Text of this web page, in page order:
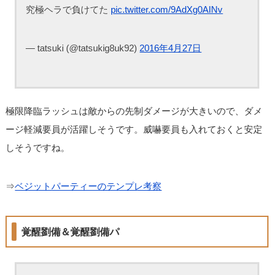
究極ヘラで負けてた pic.twitter.com/9AdXg0AINv
— tatsuki (@tatsukig8uk92) 2016年4月27日
極限降臨ラッシュは敵からの先制ダメージが大きいので、ダメ
ージ軽減要員が活躍しそうです。威嚇要員も入れておくと安定
しそうですね。
⇒ベジットパーティーのテンプレ考察
覚醒劉備＆覚醒劉備パ